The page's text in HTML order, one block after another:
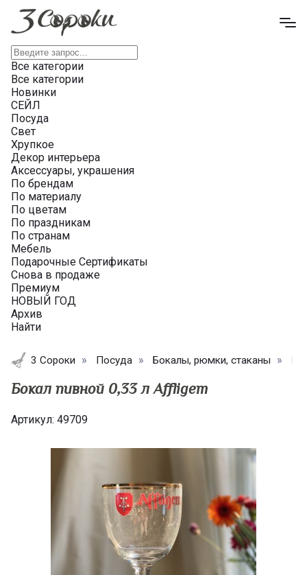
Все категории
Все категории
Новинки
СЕЙЛ
Посуда
Свет
Хрупкое
Декор интерьера
Аксессуары, украшения
По брендам
По материалу
По цветам
По праздникам
По странам
Мебель
Подарочные Сертификаты
Снова в продаже
Премиум
НОВЫЙ ГОД
Архив
Найти
3 Сороки Посуда Бокалы, рюмки, стаканы
Бокал пивной 0,33 л Affligem
Артикул: 49709